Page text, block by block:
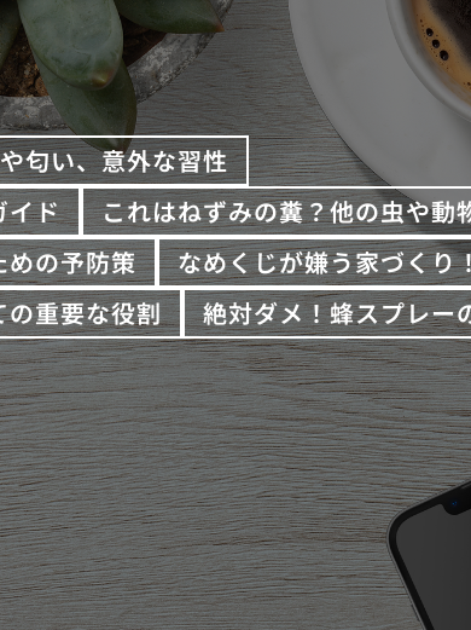
匂い、意外な習性
イド
これはねずみの糞？他の虫や動
めの予防策
なめくじが嫌う家づくり
重要な役割
絶対ダメ！蜂スプレー